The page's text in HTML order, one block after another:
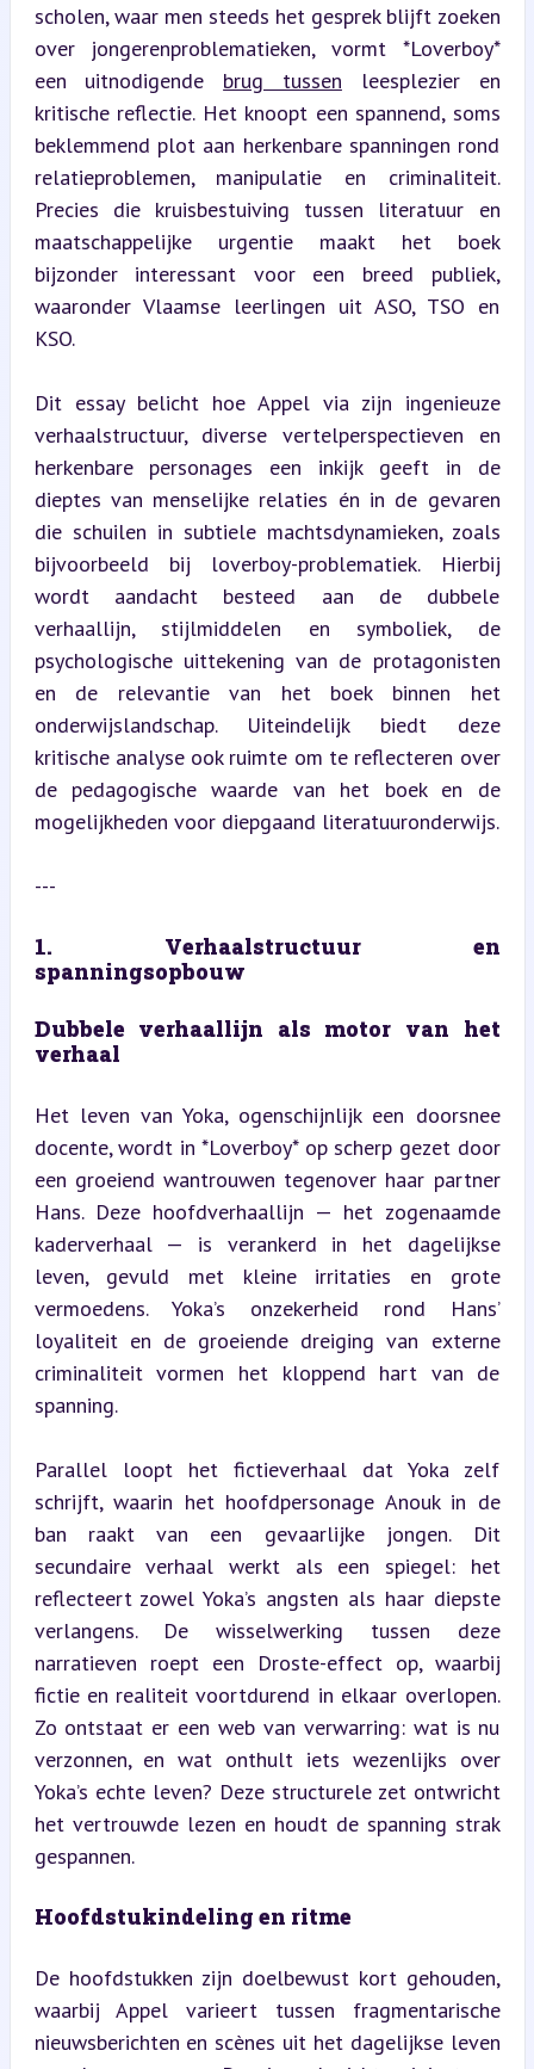
scholen, waar men steeds het gesprek blijft zoeken
over jongerenproblematieken, vormt *Loverboy*
een uitnodigende brug tussen leesplezier en
kritische reflectie. Het knoopt een spannend, soms
beklemmend plot aan herkenbare spanningen rond
relatieproblemen, manipulatie en criminaliteit.
Precies die kruisbestuiving tussen literatuur en
maatschappelijke urgentie maakt het boek
bijzonder interessant voor een breed publiek,
waaronder Vlaamse leerlingen uit ASO, TSO en
KSO.
Dit essay belicht hoe Appel via zijn ingenieuze
verhaalstructuur, diverse vertelperspectieven en
herkenbare personages een inkijk geeft in de
dieptes van menselijke relaties én in de gevaren
die schuilen in subtiele machtsdynamieken, zoals
bijvoorbeeld bij loverboy-problematiek. Hierbij
wordt aandacht besteed aan de dubbele
verhaallijn, stijlmiddelen en symboliek, de
psychologische uittekening van de protagonisten
en de relevantie van het boek binnen het
onderwijslandschap. Uiteindelijk biedt deze
kritische analyse ook ruimte om te reflecteren over
de pedagogische waarde van het boek en de
mogelijkheden voor diepgaand literatuuronderwijs.
---
1. Verhaalstructuur en
spanningsopbouw
Dubbele verhaallijn als motor van het
verhaal
Het leven van Yoka, ogenschijnlijk een doorsnee
docente, wordt in *Loverboy* op scherp gezet door
een groeiend wantrouwen tegenover haar partner
Hans. Deze hoofdverhaallijn — het zogenaamde
kaderverhaal — is verankerd in het dagelijkse
leven, gevuld met kleine irritaties en grote
vermoedens. Yoka’s onzekerheid rond Hans’
loyaliteit en de groeiende dreiging van externe
criminaliteit vormen het kloppend hart van de
spanning.
Parallel loopt het fictieverhaal dat Yoka zelf
schrijft, waarin het hoofdpersonage Anouk in de
ban raakt van een gevaarlijke jongen. Dit
secundaire verhaal werkt als een spiegel: het
reflecteert zowel Yoka’s angsten als haar diepste
verlangens. De wisselwerking tussen deze
narratieven roept een Droste-effect op, waarbij
fictie en realiteit voortdurend in elkaar overlopen.
Zo ontstaat er een web van verwarring: wat is nu
verzonnen, en wat onthult iets wezenlijks over
Yoka’s echte leven? Deze structurele zet ontwricht
het vertrouwde lezen en houdt de spanning strak
gespannen.
Hoofdstukindeling en ritme
De hoofdstukken zijn doelbewust kort gehouden,
waarbij Appel varieert tussen fragmentarische
nieuwsberichten en scènes uit het dagelijkse leven